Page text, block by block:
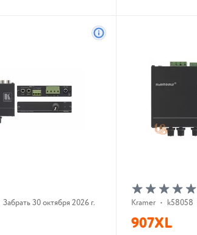
Забрать 30 октября 2026 г. Kramer • k58058
907XL